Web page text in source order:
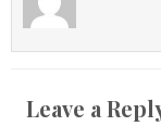
Leave a